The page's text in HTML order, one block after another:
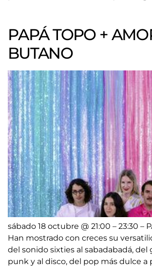
PAPÁ TOPO + AMOR
BUTANO
sábado 18 octubre @ 21:00 – 23:30 –
Han mostrado con creces su
del sonido sixties al sabadabadá, del
punk y al disco, del pop más dulce a